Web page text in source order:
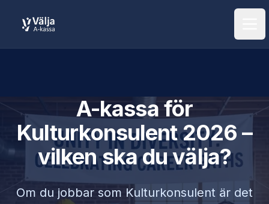
A-kassa för
Kulturkonsulent2026 –
vilken ska du välja?
Om du jobbar som Kulturkonsulent är det